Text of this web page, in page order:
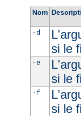
Nom
-d
si le
-e
si le
-f
si le